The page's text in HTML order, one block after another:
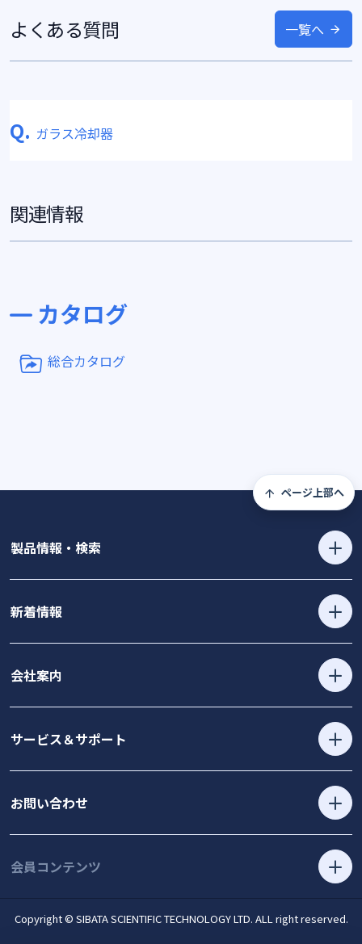
よくある質問 一覧へ
Q. ガラス冷却器
関連情報
カタログ
総合カタログ
ページ上部へ
製品情報・検索
新着情報
会社案内
サービス＆サポート
お問い合わせ
会員コンテンツ
Copyright © SIBATA SCIENTIFIC TECHNOLOGY LTD. ALL right reserved.